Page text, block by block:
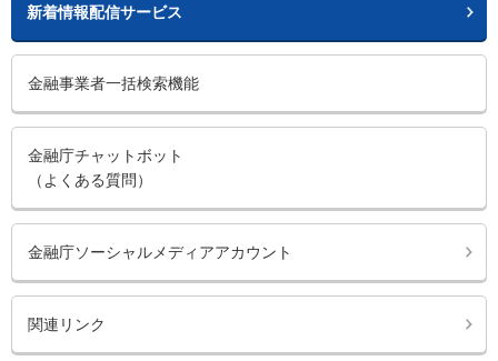
新着情報配信サービス
金融事業者一括検索機能
金融庁チャットボット
（よくある質問）
金融庁ソーシャルメディアアカウント
関連リンク